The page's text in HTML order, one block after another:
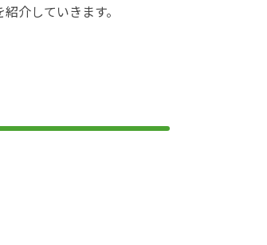
介していきます。